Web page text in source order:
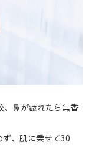
。鼻が疲れたら無香
、肌に乗せて30